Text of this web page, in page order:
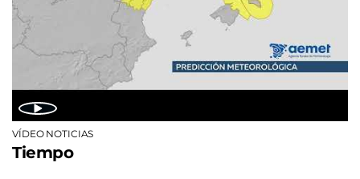
VÍDEO NOTICIAS
Tiempo